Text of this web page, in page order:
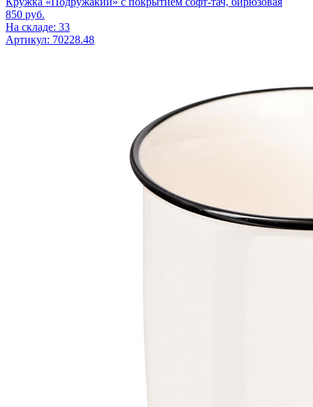
850 руб.
На складе: 33
Артикул: 70228.48